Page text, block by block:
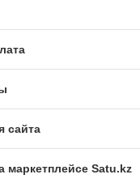
сайта
маркетплейсе Satu.kz